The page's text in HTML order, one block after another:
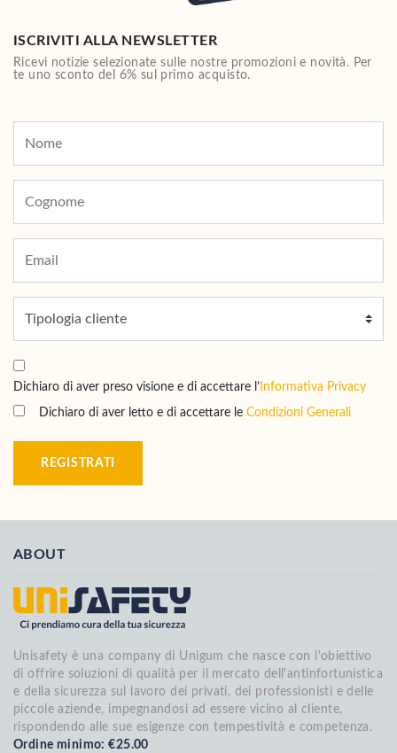
ISCRIVITI ALLA NEWSLETTER
Ricevi notizie selezionate sulle nostre promozioni e novità. Per
te uno sconto del 6% sul primo acquisto.
Dichiaro di aver preso visione e di accettare l’ Informativa Privacy
Dichiaro di aver letto e di accettare le Condizioni Generali
REGISTRATI
ABOUT
Unisafety è una company di Unigum che nasce con l'obiettivo
di offrire soluzioni di qualità per il mercato dell'antinfortunistica
e della sicurezza sul lavoro dei privati, dei professionisti e delle
piccole aziende, impegnandosi ad essere vicino al cliente,
rispondendo alle sue esigenze con tempestività e competenza.
Ordine minimo: €25.00